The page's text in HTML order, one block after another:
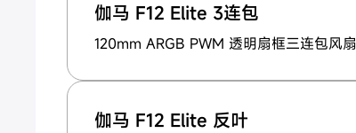
伽马 F12 Elite 3连包
120mm ARGB PWM 透明扇框三连包风扇
伽马 F12 Elite 反叶